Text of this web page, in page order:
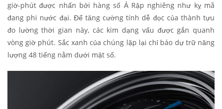
giờ-phút được nhấn bởi hàng số Ả Rập nghiêng như kỵ mã
đang phi nước đại. Để tăng cường tính dễ đọc của thành tựu
đo lường thời gian này, các kim dạng vấu được gắn quanh
vòng giờ phút. Sắc xanh của chúng lặp lại chỉ báo dự trữ năng
lượng 48 tiếng nằm dưới mặt số.